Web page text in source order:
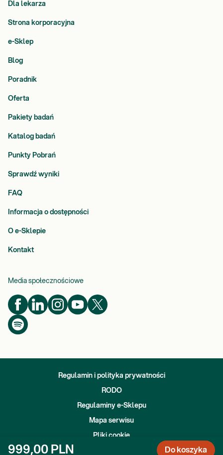
999,00 PLN Do koszyka
Dla lekarza
Strona korporacyjna
e-Sklep
Blog
Poradnik
Oferta
Pakiety badań
Katalog badań
Punkty Pobrań
Sprawdź wyniki
FAQ
Informacja o dostępności
O e-Sklepie
Kontakt
Media społecznościowe
Regulamin i polityka prywatności
RODO
Regulaminy e-Sklepu
Mapa serwisu
Pliki cookie
Copyright
2026 Diagnostyka S.A. - All rights reserved